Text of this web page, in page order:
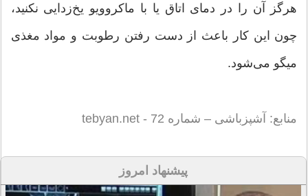
هرگز آن را در دمای اتاق یا با ماکروویو یخ‌زدایی نکنید،
چون این کار باعث از دست رفتن رطوبت و مواد مغذی
میگو می‌شود.
منابع: آشپزباشی – شماره 72 - tebyan.net
پیشنهاد امروز